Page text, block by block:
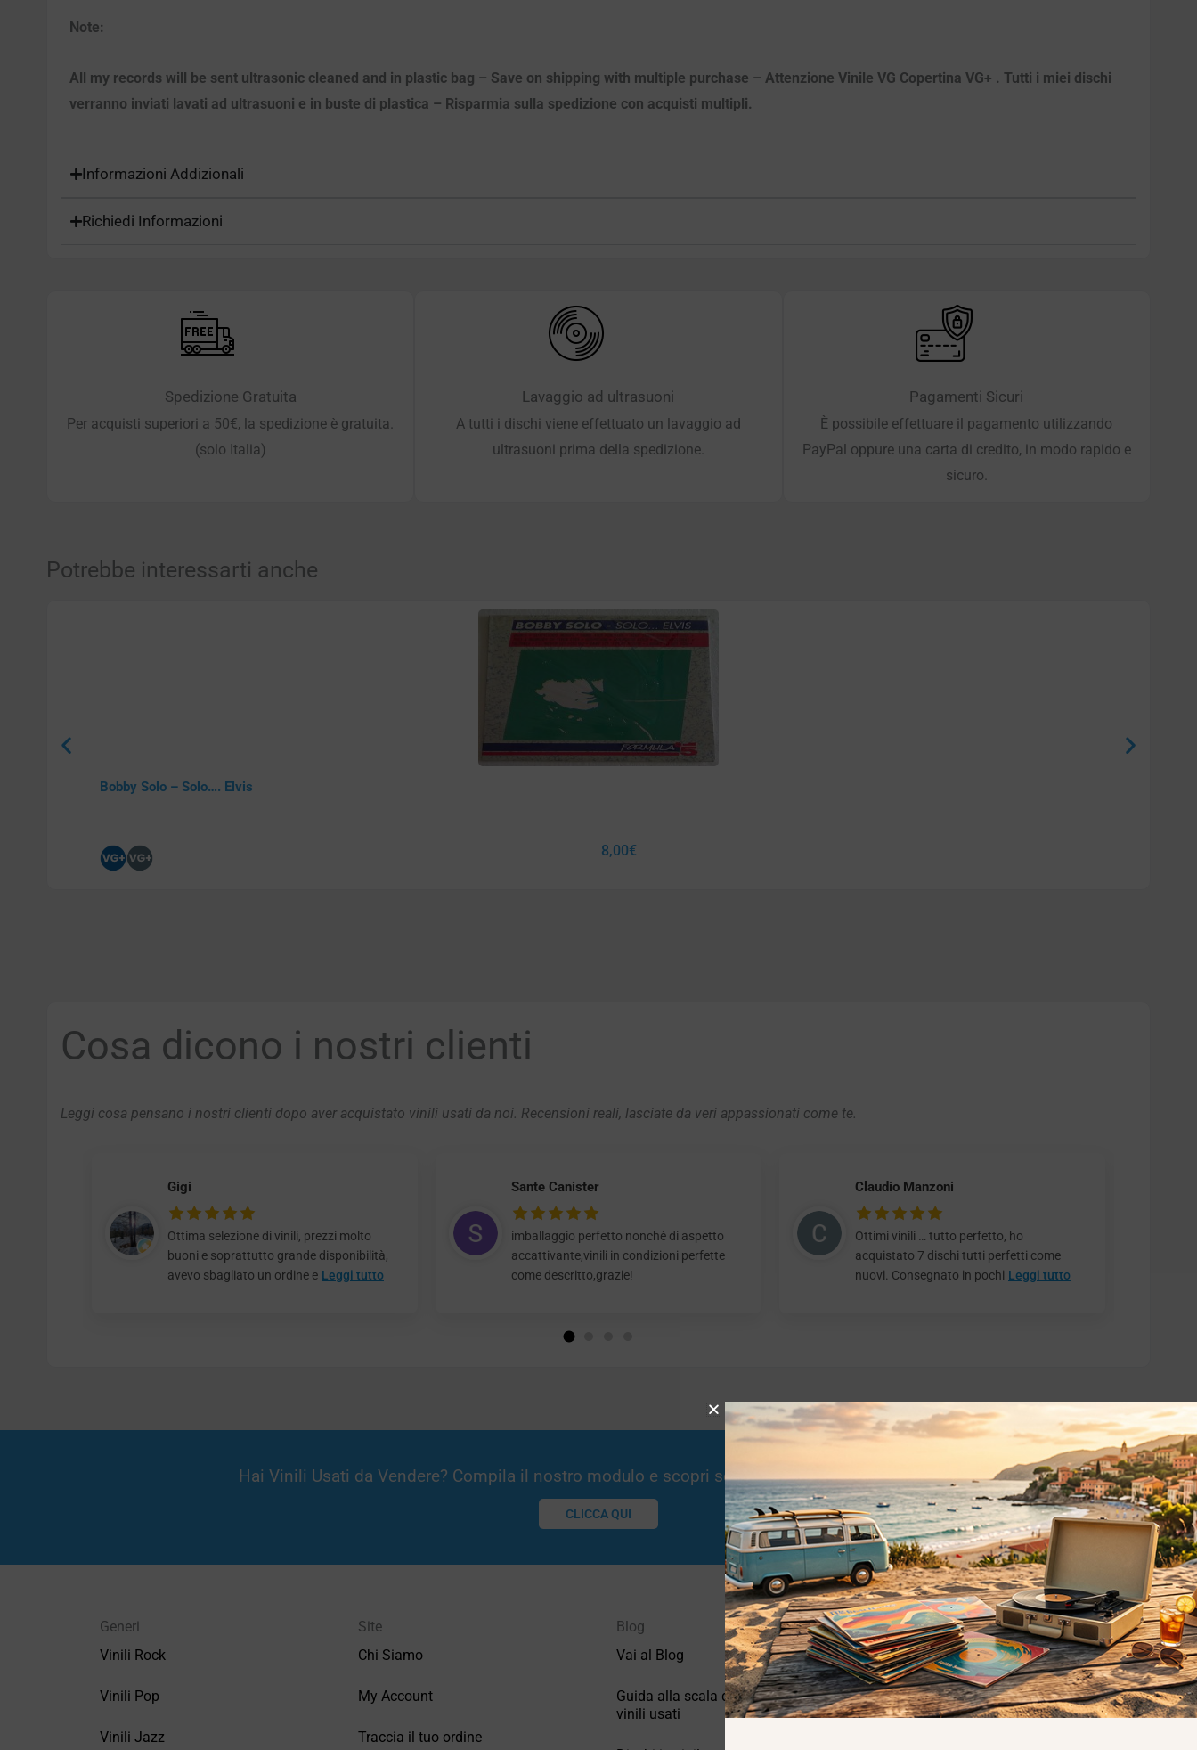
Note:
All my records will be sent ultrasonic cleaned and in plastic bag – Save on shipping with multiple purchase – Attenzione Vinile VG Copertina VG+ . Tutti i miei dischi
verranno inviati lavati ad ultrasuoni e in buste di plastica – Risparmia sulla spedizione con acquisti multipli.
Informazioni Addizionali
Richiedi Informazioni
Spedizione Gratuita
Per acquisti superiori a 50€, la spedizione è gratuita.
(solo Italia)
Lavaggio ad ultrasuoni
A tutti i dischi viene effettuato un lavaggio ad
ultrasuoni prima della spedizione.
Pagamenti Sicuri
È possibile effettuare il pagamento utilizzando
PayPal oppure una carta di credito, in modo rapido e
sicuro.
Potrebbe interessarti anche
Bobby Solo – Solo…. Elvis
8,00€
Cosa dicono i nostri clienti
Leggi cosa pensano i nostri clienti dopo aver acquistato vinili usati da noi. Recensioni reali, lasciate da veri appassionati come te.
Gigi
Ottima selezione di vinili, prezzi molto
buoni e soprattutto grande disponibilità,
avevo sbagliato un ordine e Leggi tutto
Sante Canister
imballaggio perfetto nonchè di aspetto
accattivante,vinili in condizioni perfette
come descritto,grazie!
Claudio Manzoni
Ottimi vinili … tutto perfetto, ho
acquistato 7 dischi tutti perfetti come
nuovi. Consegnato in pochi Leggi tutto
Hai Vinili Usati da Vendere? Compila il nostro modulo e scopri se potremmo essere interessati!
CLICCA QUI
Generi
Vinili Rock
Vinili Pop
Vinili Jazz
Site
Chi Siamo
My Account
Traccia il tuo ordine
Blog
Vai al Blog
Guida alla scala di valutazione dei
vinili usati
Privacy
Privacy Policy
Cookie Policy (UE)